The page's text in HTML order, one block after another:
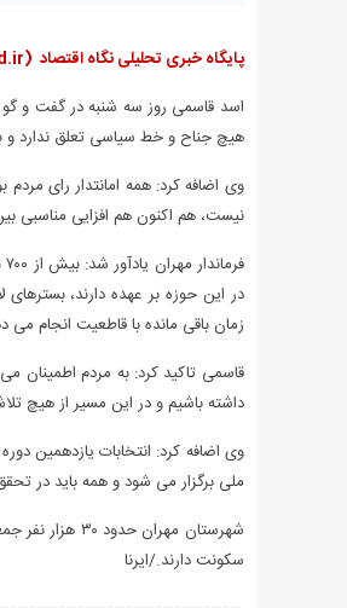
پایگاه خبری تحلیلی نگاه اقتصاد (www.negaheghtesad.ir)
اسد قاسمی روز سه شنبه در گفت و گو با
هیچ جناح و خط سیاسی تعلق ندارد
وی اضافه کرد: همه امانتدار رای
نیست، هم اکنون هم افزایی مناسبی
در این حوزه بر عهده دارند،
زمان باقی مانده با قاطعیت انجام می
قاسمی تاکید کرد: به مردم اطمینان
داشته باشیم و در این مسیر از هیچ
ملی برگزار می شود و همه باید در
سکونت دارند./ایرنا